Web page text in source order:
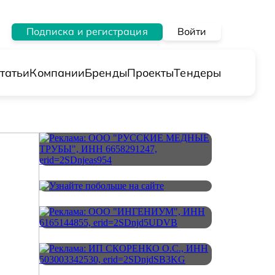
Подписка и регистрация Войти
КомпанииБрендыПроектыТендеры